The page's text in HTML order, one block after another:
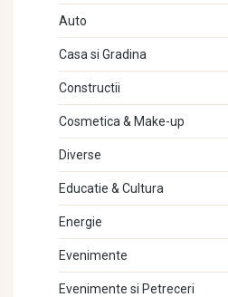
Auto
Casa si Gradina
Constructii
Cosmetica & Make-up
Diverse
Educatie & Cultura
Energie
Evenimente
Evenimente si Petreceri